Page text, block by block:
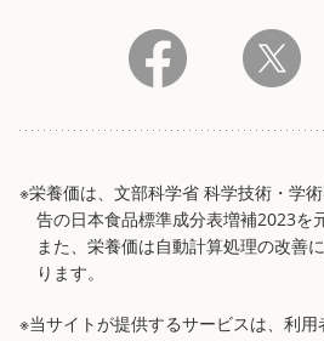
※栄養価は、文部科学省 科学技術・学
告の日本食品標準成分表増補2023を
また、栄養価は自動計算処理の改善
ります。
※当サイトが提供するサービスは、利